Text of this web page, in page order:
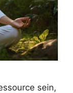
sein,